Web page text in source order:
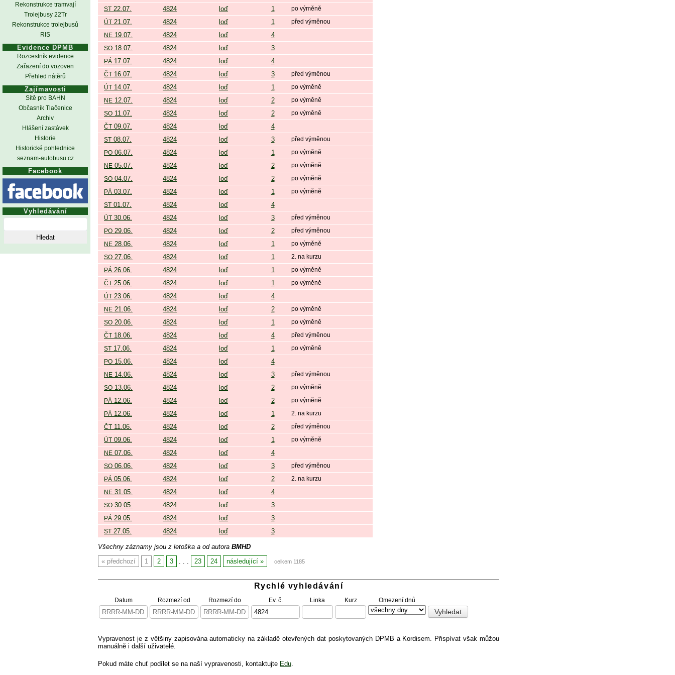
ST 22.07. 4824 loď 1
po výměně
ÚT 21.07. 4824 loď 1
před výměnou
NE 19.07. 4824 loď 4
SO 18.07. 4824 loď 3
PÁ 17.07. 4824 loď 4
ČT 16.07. 4824 loď 3
před výměnou
ÚT 14.07. 4824 loď 1
po výměně
NE 12.07. 4824 loď 2
po výměně
SO 11.07. 4824 loď 2
po výměně
ČT 09.07. 4824 loď 4
ST 08.07. 4824 loď 3
před výměnou
PO 06.07. 4824 loď 1
po výměně
NE 05.07. 4824 loď 2
po výměně
SO 04.07. 4824 loď 2
po výměně
PÁ 03.07. 4824 loď 1
po výměně
ST 01.07. 4824 loď 4
ÚT 30.06. 4824 loď 3
před výměnou
PO 29.06. 4824 loď 2
před výměnou
NE 28.06. 4824 loď 1
po výměně
SO 27.06. 4824 loď 1
2. na kurzu
PÁ 26.06. 4824 loď 1
po výměně
ČT 25.06. 4824 loď 1
po výměně
ÚT 23.06. 4824 loď 4
NE 21.06. 4824 loď 2
po výměně
SO 20.06. 4824 loď 1
po výměně
ČT 18.06. 4824 loď 4
před výměnou
ST 17.06. 4824 loď 1
po výměně
PO 15.06. 4824 loď 4
NE 14.06. 4824 loď 3
před výměnou
SO 13.06. 4824 loď 2
po výměně
PÁ 12.06. 4824 loď 2
po výměně
PÁ 12.06. 4824 loď 1
2. na kurzu
ČT 11.06. 4824 loď 2
před výměnou
ÚT 09.06. 4824 loď 1
po výměně
NE 07.06. 4824 loď 4
SO 06.06. 4824 loď 3
před výměnou
PÁ 05.06. 4824 loď 2
2. na kurzu
NE 31.05. 4824 loď 4
SO 30.05. 4824 loď 3
PÁ 29.05. 4824 loď 3
ST 27.05. 4824 loď 3
Všechny záznamy jsou z letoška a od autora BMHD
předchozí
1 2 3 . . . 23 24 následující celkem 1185
Rychlé vyhledávání
Datum Rozmezí od Rozmezí do Ev. č. Linka Kurz Omezení dnů
Vypravenost je z většiny zapisována automaticky na základě otevřených dat poskytovaných DPMB a Kordisem. Přispívat však můžou
manuálně i další uživatelé.
Pokud máte chuť podílet se na naší vypravenosti, kontaktujte Edu.
Rekonstrukce tramvají
Trolejbusy 22Tr
Rekonstrukce trolejbusů
RIS
Evidence DPMB
Rozcestník evidence
Zařazení do vozoven
Přehled nátěrů
Zajímavosti
Sítě pro BAHN
Občasník Tlačenice
Archiv
Hlášení zastávek
Historie
Historické pohlednice
seznam-autobusu.cz
Facebook
Vyhledávání